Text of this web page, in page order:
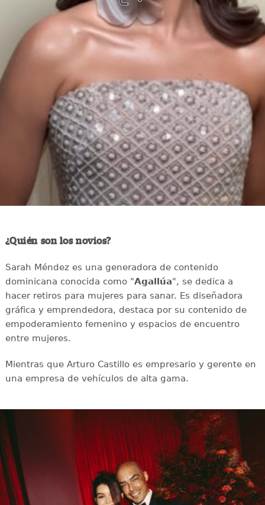
¿Quién son los novios?
Sarah Méndez es una generadora de contenido
dominicana conocida como "Agallúa", se dedica a
hacer retiros para mujeres para sanar. Es diseñadora
gráfica y emprendedora, destaca por su contenido de
empoderamiento femenino y espacios de encuentro
entre mujeres.
Mientras que Arturo Castillo es empresario y gerente en
una empresa de vehículos de alta gama.